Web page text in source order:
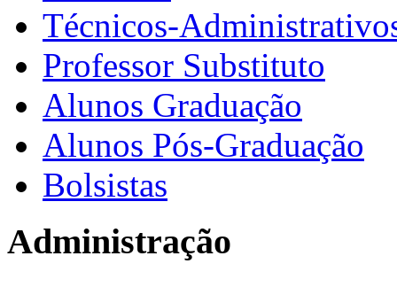
Técnicos-
Professor Substituto
Alunos Graduação
Alunos Pós-Graduação
Bolsistas
Administração